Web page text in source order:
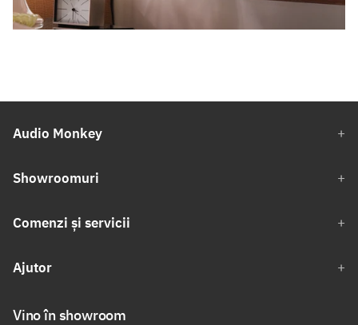
Audio Monkey
Showroomuri
Comenzi și servicii
Ajutor
Vino în showroom